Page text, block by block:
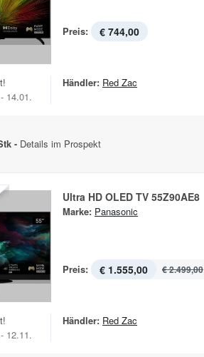
Preis: € 744,00
14.01.
Händler: Red Zac
- Details im Prospekt
Ultra HD OLED TV 55Z90AE8
Marke: Panasonic
Preis: € 1.555,00 € 2.499,00
12.11.
Händler: Red Zac